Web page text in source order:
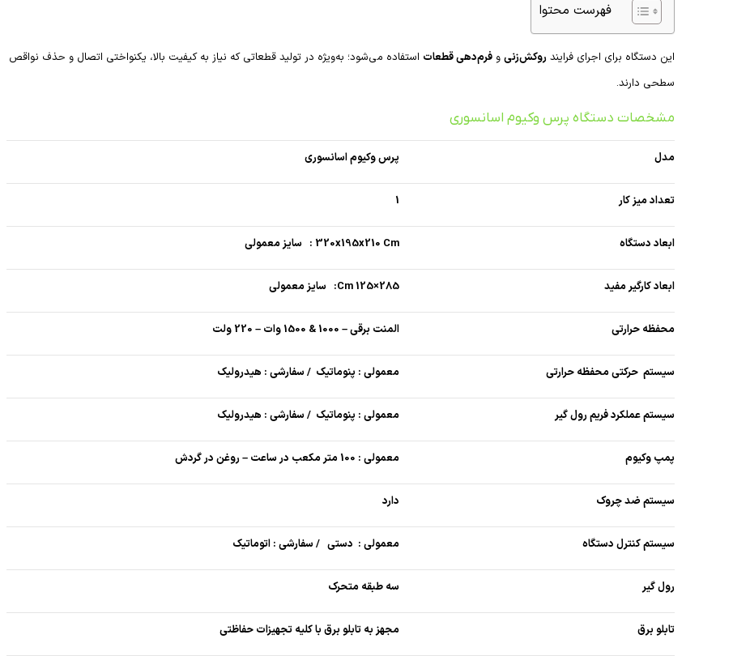
فهرست محتوا
این دستگاه برای اجرای فرایند روکش‌زنی و فرم‌دهی قطعات استفاده می‌شود؛ به‌ویژه در تولید قطعاتی که نیاز به کیفیت بالا، یکنواختی اتصال و حذف نواقص
سطحی دارند.
مشخصات دستگاه پرس وکیوم اسانسوری
مدل پرس وکیوم اسانسوری
تعداد میز کار 1
ابعاد دستگاه 320x195x210 Cm : سایز معمولی
ابعاد کارگیر مفید 285×125 Cm: سایز معمولی
محفظه حرارتی المنت برقی – 1000 & 1500 وات – 220 ولت
سیستم حرکتی محفظه حرارتی معمولی : پنوماتیک / سفارشی : هیدرولیک
سیستم عملکرد فریم رول گیر معمولی : پنوماتیک / سفارشی : هیدرولیک
پمپ وکیوم معمولی : 100 متر مکعب در ساعت – روغن در گردش
سیستم ضد چروک دارد
سیستم کنترل دستگاه معمولی : دستی / سفارشی : اتوماتیک
رول گیر سه طبقه متحرک
تابلو برق مجهز به تابلو برق با کلیه تجهیزات حفاظتی